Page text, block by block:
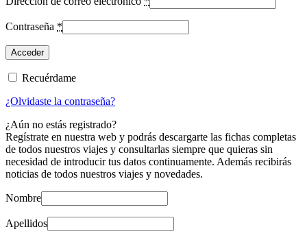
Contraseña *
Recuérdame
¿Olvidaste la contraseña?
¿Aún no estás registrado?
Regístrate en nuestra web y podrás descargarte las fichas completas
de todos nuestros viajes y consultarlas siempre que quieras sin
necesidad de introducir tus datos continuamente. Además recibirás
noticias de todos nuestros viajes y novedades.
Nombre
Apellidos